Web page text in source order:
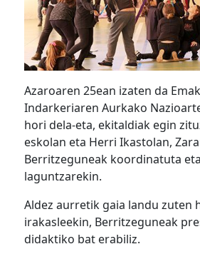
Azaroaren 25ean izaten da
Indarkeriaren Aurkako
hori dela-eta, ekitaldiak egin
eskolan eta Herri Ikastolan,
Berritzeguneak koordinatuta
laguntzarekin.
Aldez aurretik gaia landu zuten
irakasleekin, Berritzeguneak
didaktiko bat erabiliz.